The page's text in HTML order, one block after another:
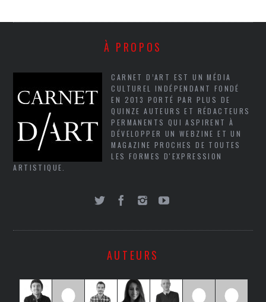
À PROPOS
CARNET D’ART EST UN MÉDIA
CULTUREL INDÉPENDANT FONDÉ
EN 2013 PORTÉ PAR PLUS DE
QUINZE AUTEURS ET RÉDACTEURS
PERMANENTS QUI ASPIRENT À
DÉVELOPPER UN WEBZINE ET UN
MAGAZINE PROCHES DE TOUTES
LES FORMES D'EXPRESSION
ARTISTIQUE.
AUTEURS